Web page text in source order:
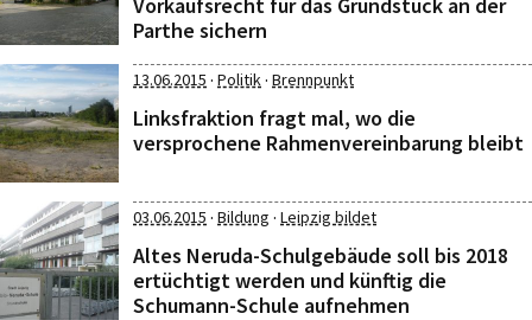
Parthe sichern
13.06.2015 · Politik· Brennpunkt
Linksfraktion fragt mal, wo die
versprochene Rahmenvereinbarung bleibt
03.06.2015 · Bildung · Leipzig bildet
Altes Neruda-Schulgebäude soll bis 2018
ertüchtigt werden und künftig die
Schumann-Schule aufnehmen